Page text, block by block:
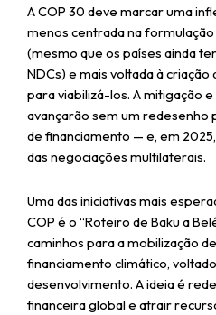
A COP 30 deve marcar uma
menos centrada na
(mesmo que os países ainda
NDCs) e mais voltada à
para viabilizá-los. A mitigação
avançarão sem um redesenho
de financiamento — e, em
das negociações multilaterais.
Uma das iniciativas mais
COP é o “Roteiro de Baku a
caminhos para a mobilização
financiamento climático,
desenvolvimento. A ideia é
financeira global e atrair